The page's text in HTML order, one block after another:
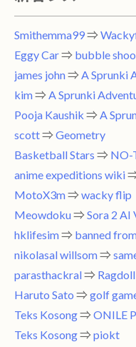
Smithemma99⇒
Eggy Car⇒ bubble
james john⇒ A Sprunki
kim⇒ A Sprunki
Pooja Kaushik ⇒ A
scott⇒ Geometry
Basketball Stars ⇒ NO-
anime expeditions wiki
MotoX3m⇒ wacky flip
Meowdoku⇒ Sora 2 AI
hklifesim⇒ banned
nikolasal willsom⇒
parasthackral⇒
Haruto Sato ⇒ golf
Teks Kosong⇒ ONILE
Teks Kosong⇒ piokt